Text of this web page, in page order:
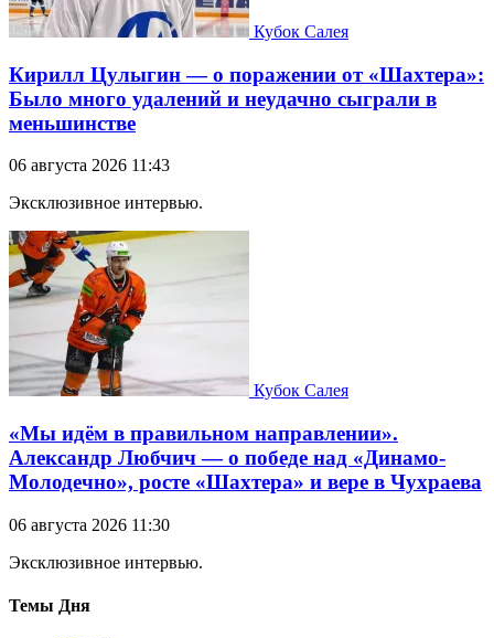
Кубок Салея
Кирилл Цулыгин — о поражении от «Шахтера»:
Было много удалений и неудачно сыграли в
меньшинстве
06 августа 2026 11:43
Эксклюзивное интервью.
Кубок Салея
«Мы идём в правильном направлении».
Александр Любчич — о победе над «Динамо-
Молодечно», росте «Шахтера» и вере в Чухраева
06 августа 2026 11:30
Эксклюзивное интервью.
Темы Дня